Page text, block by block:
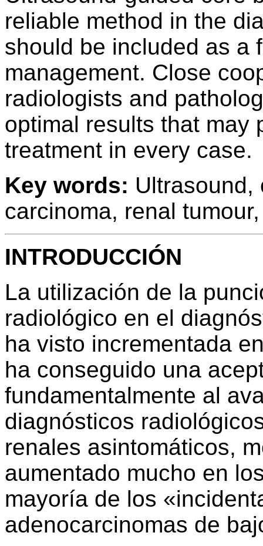
reliable method in the
should be included as a
management. Close
radiologists and
optimal results that may
treatment in every case.
Key words: Ultrasound,
carcinoma, renal
INTRODUCCIÓN
La utilización de la
radiológico en el
ha visto incrementada
ha conseguido una
fundamentalmente al
diagnósticos
renales asintomáticos,
aumentado mucho en
mayoría de los
adenocarcinomas de